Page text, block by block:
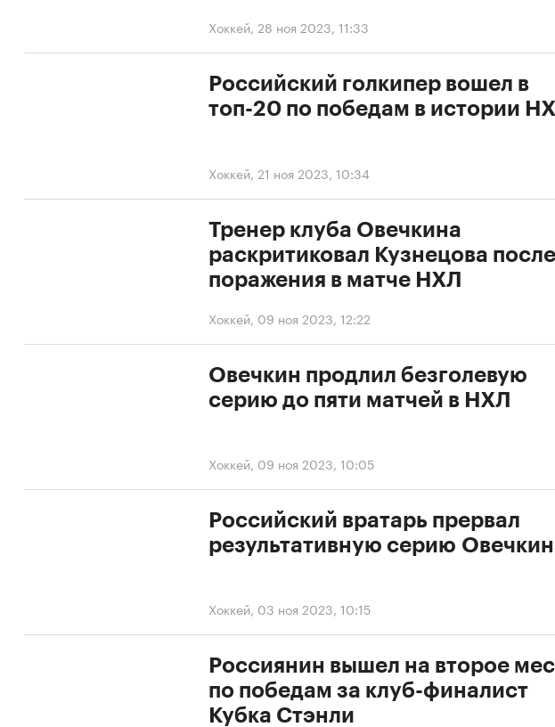
Хоккей, 28 ноя 2023, 11:33
Хоккей, 21 ноя 2023, 10:34
Российский голкипер вошел в
топ-20 по победам в истории
Хоккей, 09 ноя 2023, 12:22
Тренер клуба Овечкина
раскритиковал Кузнецова после
поражения в матче НХЛ
Хоккей, 09 ноя 2023, 10:05
Овечкин продлил безголевую
серию до пяти матчей в НХЛ
Хоккей, 03 ноя 2023, 10:15
Российский вратарь прервал
результативную серию
Россиянин вышел на второе
по победам за клуб-финалист
Кубка Стэнли